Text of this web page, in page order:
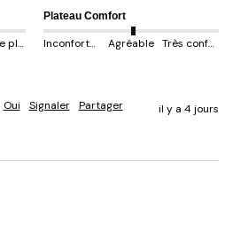
S'avère plus gros
Plateau Comfort
Inconfortable Agréable Très confortable
Oui Signaler Partager il y a 4 jours